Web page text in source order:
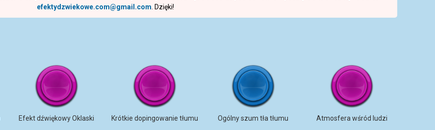
efektydzwiekowe.com@gmail.com . Dzięki!
Efekt dźwiękowy Oklaski Krótkie dopingowanie tłumu Ogólny szum tła tłumu Atmosfera wśród ludzi